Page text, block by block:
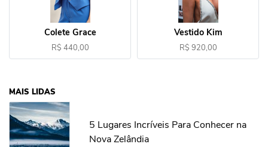
Colete Grace
R$ 440,00
Vestido Kim
R$ 920,00
MAIS LIDAS
5 Lugares Incríveis Para Conhecer na
Nova Zelândia